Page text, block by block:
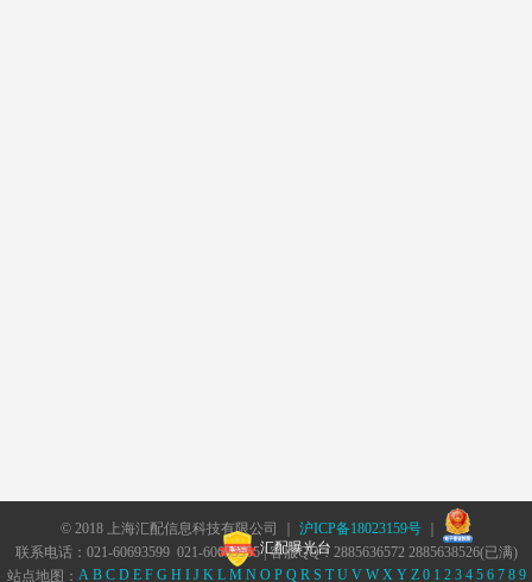
© 2018 上海汇配信息科技有限公司 ｜ 沪ICP备18023159号｜
汇配曝光台
联系电话：021-60693599 021-60693555 | 客服QQ：2885636572 2885638526(已满)
站点地图： A B C D E F G H I J K L M N O P Q R S T U V W X Y Z 0 1 2 3 4 5 6 7 8 9